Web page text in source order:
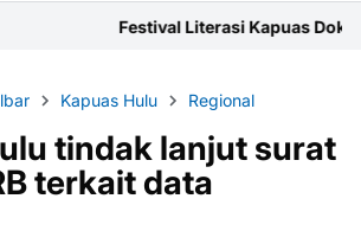
Kapuas Dokumentasikan Narasi
Kapuas Hulu Regional
tindak lanjut surat
terkait data